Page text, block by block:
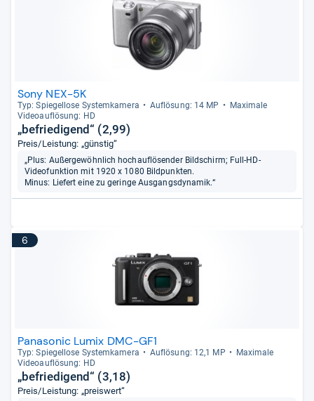
Sony NEX-5K
Typ: Spie­gel­lose Sys­tem­ka­mera Auf­lö­sung: 14 MP
Maxi­male
Videoauf­lö­sung: HD
„befriedigend“ (2,99)
Preis/Leistung: „günstig“
„Plus: Außergewöhnlich hochauflösender Bildschirm; Full-HD-
Videofunktion mit 1920 x 1080 Bildpunkten.
Minus: Liefert eine zu geringe Ausgangsdynamik.“
6
Panasonic Lumix DMC-GF1
Typ: Spie­gel­lose Sys­tem­ka­mera Auf­lö­sung: 12,1 MP
Maxi­male
Videoauf­lö­sung: HD
„befriedigend“ (3,18)
Preis/Leistung: „preiswert“